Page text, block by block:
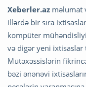
Xeberler.az məlumat
illərdə bir sıra
kompüter
və digər yeni
Mütəxəssislərin
bəzi ənənəvi